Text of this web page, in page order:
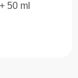
50 ml